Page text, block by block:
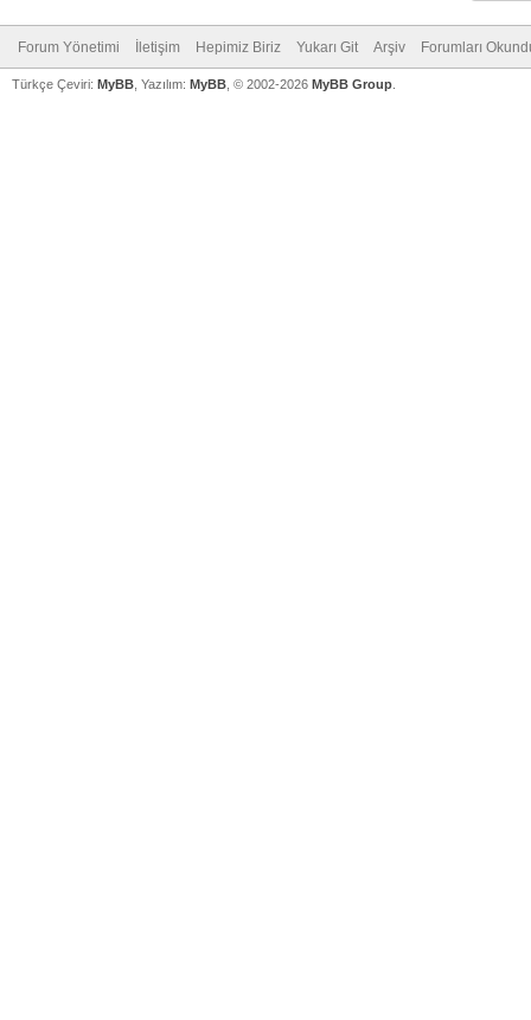
Forum Yönetimi İletişim Hepimiz Biriz Yukarı Git Arşiv Forumları
Türkçe Çeviri: MyBB , Yazılım: MyBB , © 2002-2026 MyBB Group